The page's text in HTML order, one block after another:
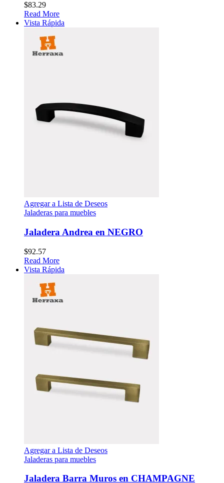
$83.29
Read More
Vista Rápida
Agregar a Lista de Deseos
Jaladeras para muebles
Jaladera Andrea en NEGRO
$92.57
Read More
Vista Rápida
Agregar a Lista de Deseos
Jaladeras para muebles
Jaladera Barra Muros en CHAMPAGNE